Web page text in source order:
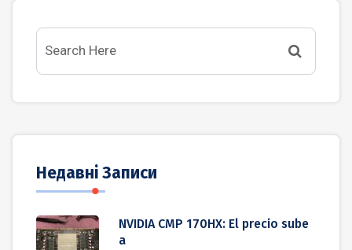
Недавні Записи
NVIDIA CMP 170HX: El precio sube
a